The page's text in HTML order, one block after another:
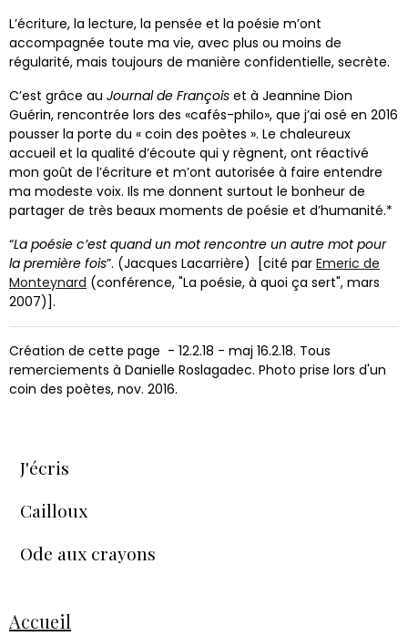
L’écriture, la lecture, la pensée et la poésie m’ont
accompagnée toute ma vie, avec plus ou moins de
régularité, mais toujours de manière confidentielle, secrète.
C’est grâce au Journal de François et à Jeannine Dion
Guérin, rencontrée lors des «cafés-philo», que j’ai osé en 2016
pousser la porte du « coin des poètes ». Le chaleureux
accueil et la qualité d’écoute qui y règnent, ont réactivé
mon goût de l’écriture et m’ont autorisée à faire entendre
ma modeste voix. Ils me donnent surtout le bonheur de
partager de très beaux moments de poésie et d’humanité.*
“La poésie c’est quand un mot rencontre un autre mot pour
la première fois”. (Jacques Lacarrière) [cité par Emeric de
Monteynard (conférence, "La poésie, à quoi ça sert", mars
2007)].
Création de cette page - 12.2.18 - maj 16.2.18. Tous
remerciements à Danielle Roslagadec. Photo prise lors d'un
coin des poètes, nov. 2016.
J'écris
Cailloux
Ode aux crayons
Accueil